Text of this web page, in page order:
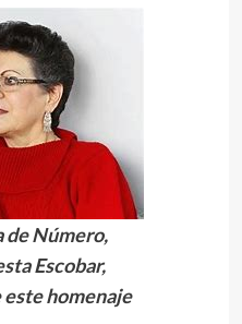
de Número,
Escobar,
este homenaje